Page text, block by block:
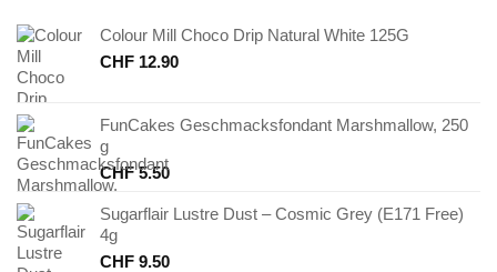
Colour Mill Choco Drip Natural White 125G
CHF 12.90
FunCakes Geschmacksfondant Marshmallow, 250
g
CHF5.50
Sugarflair Lustre Dust – Cosmic Grey (E171 Free)
4g
CHF 9.50